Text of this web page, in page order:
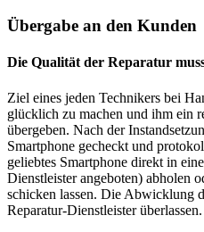
Übergabe an den Kunden
Die Qualität der Reparatur
Ziel eines jeden Technikers bei
glücklich zu machen und ihm ein
übergeben. Nach der
Smartphone gecheckt und
geliebtes Smartphone direkt in
Dienstleister angeboten) abholen
schicken lassen. Die Abwicklung
Reparatur-Dienstleister überlassen.